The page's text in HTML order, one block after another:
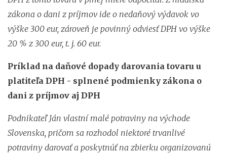
zákona o dani z príjmov ide o nedaňový výdavok vo
výške 300 eur, zároveň je povinný odviesť DPH vo výške
20 % z 300 eur, t. j. 60 eur.
Príklad na daňové dopady darovania tovaru u
platiteľa DPH - splnené podmienky zákona o
dani z príjmov aj DPH
Podnikateľ Ján vlastní malé potraviny na východe
Slovenska, pričom sa rozhodol niektoré trvanlivé
potraviny darovať a poskytnúť na zbierku organizovanú